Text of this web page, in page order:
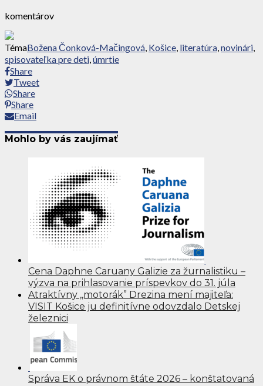
komentárov
TémaBožena Čonková-Mačingová, Košice, literatúra,novinári,
spisovateľka pre deti,úmrtie
Share
Tweet
Share
Share
Email
Mohlo by vás zaujímať
Cena Daphne Caruany Galizie za žurnalistiku –
výzva na prihlasovanie príspevkov do 31. júla
Atraktívny ,,motorák” Drezina mení majiteľa:
VISIT Košice ju definitívne odovzdalo Detskej
železnici
Správa EK o právnom štáte 2026 – konštatovaná